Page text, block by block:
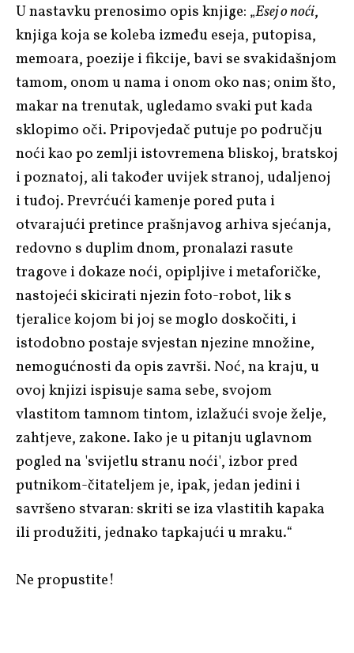
U nastavku prenosimo opis knjige: „Esej o noći,
knjiga koja se koleba između eseja, putopisa,
memoara, poezije i fikcije, bavi se svakidašnjom
tamom, onom u nama i onom oko nas; onim što,
makar na trenutak, ugledamo svaki put kada
sklopimo oči. Pripovjedač putuje po području
noći kao po zemlji istovremena bliskoj, bratskoj
i poznatoj, ali također uvijek stranoj, udaljenoj
i tuđoj. Prevrćući kamenje pored puta i
otvarajući pretince prašnjavog arhiva sjećanja,
redovno s duplim dnom, pronalazi rasute
tragove i dokaze noći, opipljive i metaforičke,
nastojeći skicirati njezin foto-robot, lik s
tjeralice kojom bi joj se moglo doskočiti, i
istodobno postaje svjestan njezine množine,
nemogućnosti da opis završi. Noć, na kraju, u
ovoj knjizi ispisuje sama sebe, svojom
vlastitom tamnom tintom, izlažući svoje želje,
zahtjeve, zakone. Iako je u pitanju uglavnom
pogled na 'svijetlu stranu noći', izbor pred
putnikom-čitateljem je, ipak, jedan jedini i
savršeno stvaran: skriti se iza vlastitih kapaka
ili produžiti, jednako tapkajući u mraku.“
Ne propustite!